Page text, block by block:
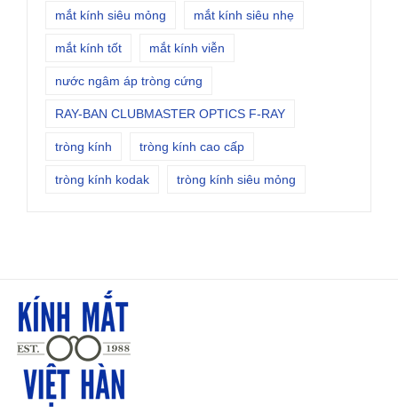
mắt kính siêu mỏng mắt kính siêu nhẹ
mắt kính tốt mắt kính viễn
nước ngâm áp tròng cứng
RAY-BAN CLUBMASTER OPTICS F-RAY
tròng kính tròng kính cao cấp
tròng kính kodak tròng kính siêu mỏng